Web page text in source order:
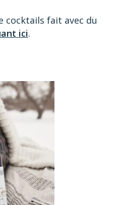
cocktails fait avec du
ici.